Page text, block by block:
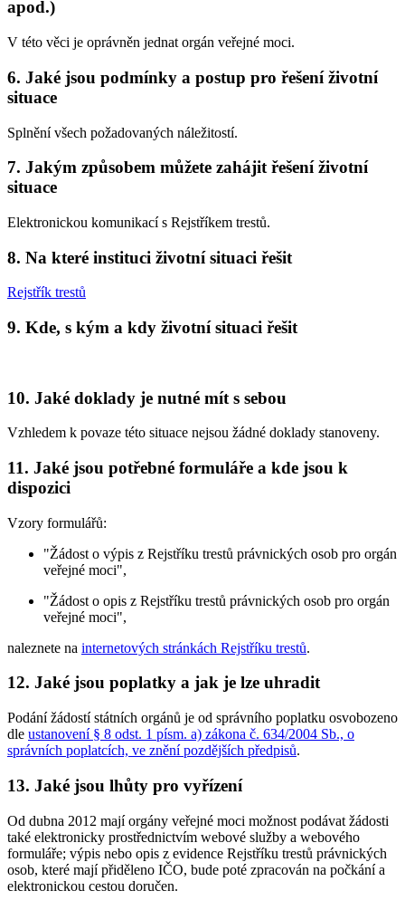
apod.)
V této věci je oprávněn jednat orgán veřejné moci.
6. Jaké jsou podmínky a postup pro řešení životní
situace
Splnění všech požadovaných náležitostí.
7. Jakým způsobem můžete zahájit řešení životní
situace
Elektronickou komunikací s Rejstříkem trestů.
8. Na které instituci životní situaci řešit
Rejstřík trestů
9. Kde, s kým a kdy životní situaci řešit
10. Jaké doklady je nutné mít s sebou
Vzhledem k povaze této situace nejsou žádné doklady stanoveny.
11. Jaké jsou potřebné formuláře a kde jsou k
dispozici
Vzory formulářů:
"Žádost o výpis z Rejstříku trestů právnických osob pro orgán
veřejné moci",
"Žádost o opis z Rejstříku trestů právnických osob pro orgán
veřejné moci",
naleznete na internetových stránkách Rejstříku trestů.
12. Jaké jsou poplatky a jak je lze uhradit
Podání žádostí státních orgánů je od správního poplatku osvobozeno
dle ustanovení § 8 odst. 1 písm. a) zákona č. 634/2004 Sb., o
správních poplatcích, ve znění pozdějších předpisů.
13. Jaké jsou lhůty pro vyřízení
Od dubna 2012 mají orgány veřejné moci možnost podávat žádosti
také elektronicky prostřednictvím webové služby a webového
formuláře; výpis nebo opis z evidence Rejstříku trestů právnických
osob, které mají přiděleno IČO, bude poté zpracován na počkání a
elektronickou cestou doručen.